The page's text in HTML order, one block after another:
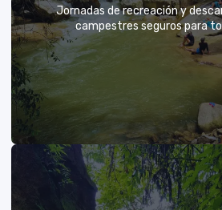
VER MÁS
Jornadas de recreación y
campestres seguros para